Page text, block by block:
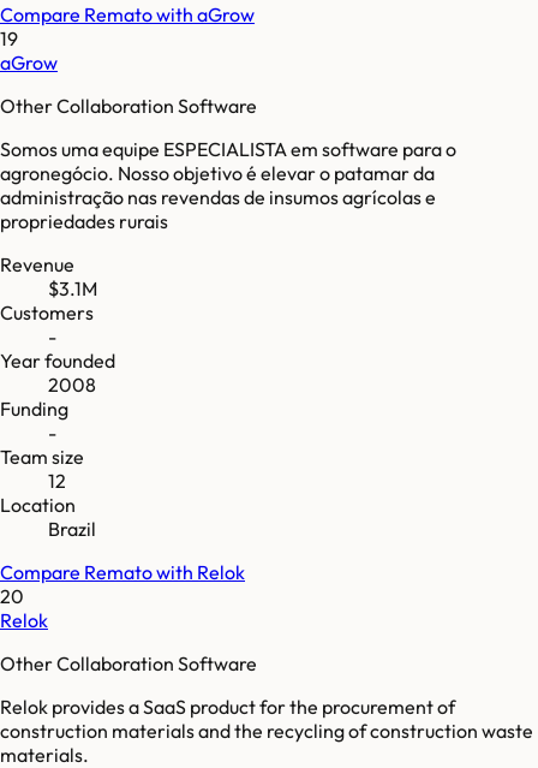
Compare Rematowith aGrow
19
aGrow
Other Collaboration Software
Somos uma equipe ESPECIALISTA em software para o
agronegócio. Nosso objetivo é elevar o patamar da
administração nas revendas de insumos agrícolas e
propriedades rurais
Revenue
$3.1M
Customers
-
Year founded
2008
Funding
-
Team size
12
Location
Brazil
Compare Rematowith Relok
20
Relok
Other Collaboration Software
Relok provides a SaaS product for the procurement of
construction materials and the recycling of construction waste
materials.